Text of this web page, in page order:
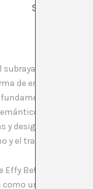
SOBRE
subrayar que el
de entendimiento
¿cómo
y auténtico
y desigualdades que
y el transodio?
Effy Beth se
un hilo